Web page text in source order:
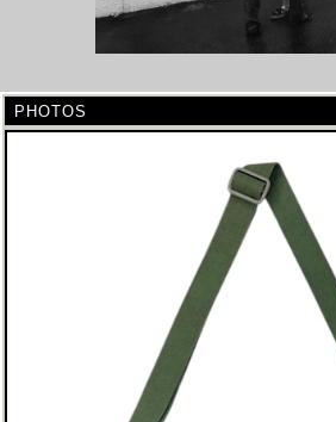
PHOTOS